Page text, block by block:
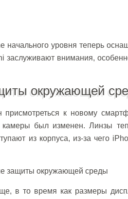
начального уровня теперь
внимания,
окружающей
к новому
был изменен. Линзы
из корпуса, из-за чего
в то время как размеры